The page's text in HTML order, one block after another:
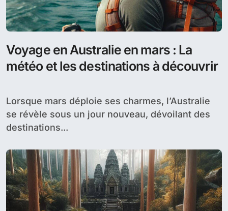
Voyage en Australie en mars : La
météo et les destinations à découvrir
Lorsque mars déploie ses charmes, l’Australie
se révèle sous un jour nouveau, dévoilant des
destinations...